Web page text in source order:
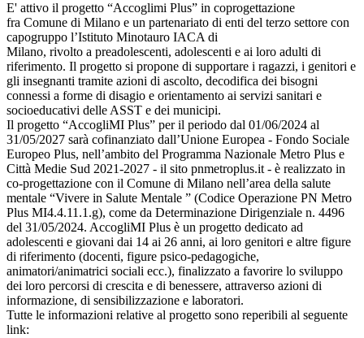
E' attivo il progetto “Accoglimi Plus” in coprogettazione
fra Comune di Milano e un partenariato di enti del terzo settore con
capogruppo l’Istituto Minotauro IACA di
Milano, rivolto a preadolescenti, adolescenti e ai loro adulti di
riferimento. Il progetto si propone di supportare i ragazzi, i genitori e
gli insegnanti tramite azioni di ascolto, decodifica dei bisogni
connessi a forme di disagio e orientamento ai servizi sanitari e
socioeducativi delle ASST e dei municipi.
Il progetto “AccogliMI Plus” per il periodo dal 01/06/2024 al
31/05/2027 sarà cofinanziato dall’Unione Europea - Fondo Sociale
Europeo Plus, nell’ambito del Programma Nazionale Metro Plus e
Città Medie Sud 2021-2027 - il sito pnmetroplus.it - è realizzato in
co-progettazione con il Comune di Milano nell’area della salute
mentale “Vivere in Salute Mentale ” (Codice Operazione PN Metro
Plus MI4.4.11.1.g), come da Determinazione Dirigenziale n. 4496
del 31/05/2024. AccogliMI Plus è un progetto dedicato ad
adolescenti e giovani dai 14 ai 26 anni, ai loro genitori e altre figure
di riferimento (docenti, figure psico-pedagogiche,
animatori/animatrici sociali ecc.), finalizzato a favorire lo sviluppo
dei loro percorsi di crescita e di benessere, attraverso azioni di
informazione, di sensibilizzazione e laboratori.
Tutte le informazioni relative al progetto sono reperibili al seguente
link: